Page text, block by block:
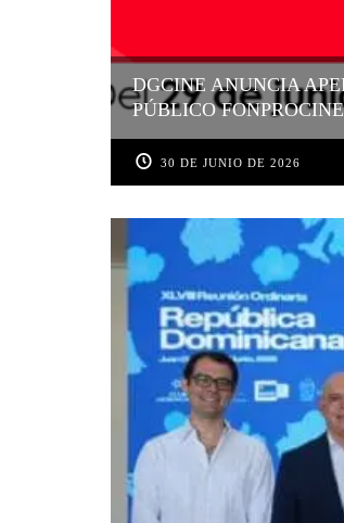
DGCINE ANUNCIA
PÚBLICO
30 DE JUNIO DE 2026